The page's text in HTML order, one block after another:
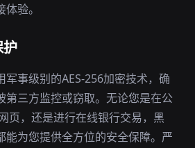
验。
护
军事级别的AES-256加密技术，确
第三方监控或窃取。无论您是在公
页，还是进行在线银行交易，黑
能为您提供全方位的安全保障。严